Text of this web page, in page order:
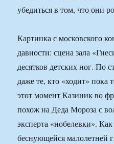
убедиться в том, что они
Картинка с московского
давности: сцена зала
десятков детских ног. По
даже те, кто «ходит» пока
этот момент Казиник во
похож на Деда Мороза с
эксперта «нобелевки».
беснующейся малолетней